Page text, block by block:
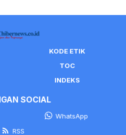
KODE ETIK
TOC
INDEKS
SOCIAL
WhatsApp
RSS